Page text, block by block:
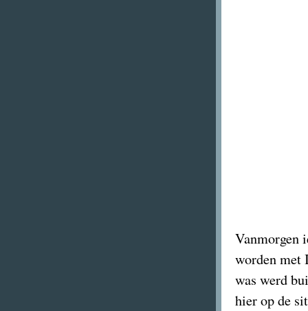
Vanmorgen
worden met
was werd
hier op de